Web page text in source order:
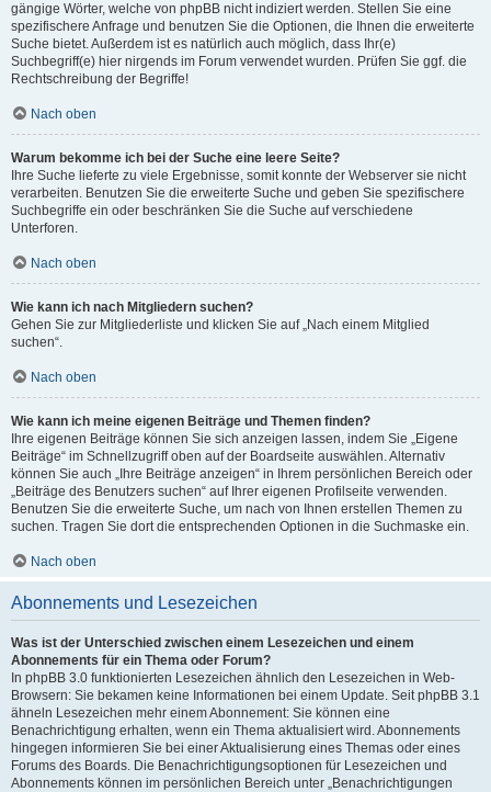
gängige Wörter, welche von phpBB nicht indiziert werden. Stellen Sie eine
spezifischere Anfrage und benutzen Sie die Optionen, die Ihnen die erweiterte
Suche bietet. Außerdem ist es natürlich auch möglich, dass Ihr(e)
Suchbegriff(e) hier nirgends im Forum verwendet wurden. Prüfen Sie ggf. die
Rechtschreibung der Begriffe!
Nach oben
Warum bekomme ich bei der Suche eine leere Seite?
Ihre Suche lieferte zu viele Ergebnisse, somit konnte der Webserver sie nicht
verarbeiten. Benutzen Sie die erweiterte Suche und geben Sie spezifischere
Suchbegriffe ein oder beschränken Sie die Suche auf verschiedene
Unterforen.
Nach oben
Wie kann ich nach Mitgliedern suchen?
Gehen Sie zur Mitgliederliste und klicken Sie auf „Nach einem Mitglied
suchen“.
Nach oben
Wie kann ich meine eigenen Beiträge und Themen finden?
Ihre eigenen Beiträge können Sie sich anzeigen lassen, indem Sie „Eigene
Beiträge“ im Schnellzugriff oben auf der Boardseite auswählen. Alternativ
können Sie auch „Ihre Beiträge anzeigen“ in Ihrem persönlichen Bereich oder
„Beiträge des Benutzers suchen“ auf Ihrer eigenen Profilseite verwenden.
Benutzen Sie die erweiterte Suche, um nach von Ihnen erstellen Themen zu
suchen. Tragen Sie dort die entsprechenden Optionen in die Suchmaske ein.
Nach oben
Abonnements und Lesezeichen
Was ist der Unterschied zwischen einem Lesezeichen und einem
Abonnements für ein Thema oder Forum?
In phpBB 3.0 funktionierten Lesezeichen ähnlich den Lesezeichen in Web-
Browsern: Sie bekamen keine Informationen bei einem Update. Seit phpBB 3.1
ähneln Lesezeichen mehr einem Abonnement: Sie können eine
Benachrichtigung erhalten, wenn ein Thema aktualisiert wird. Abonnements
hingegen informieren Sie bei einer Aktualisierung eines Themas oder eines
Forums des Boards. Die Benachrichtigungsoptionen für Lesezeichen und
Abonnements können im persönlichen Bereich unter „Benachrichtigungen